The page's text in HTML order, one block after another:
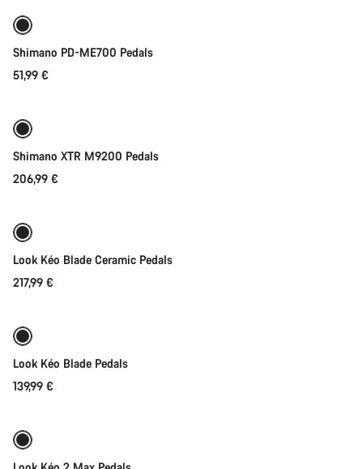
Shimano PD-ME700 Pedals
51,99 €
Shimano XTR M9200 Pedals
206,99 €
Look Kéo Blade Ceramic Pedals
217,99 €
Look Kéo Blade Pedals
139,99 €